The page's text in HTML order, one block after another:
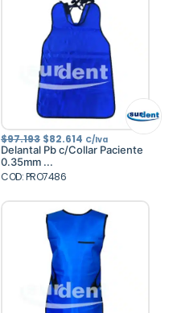
$97.193 El
precio
original
era:
$97.193.
$82.614 El
precio
actual
C/Iva
Delantal Pb c/Collar Paciente
0.35mm ...
COD: PRO7486